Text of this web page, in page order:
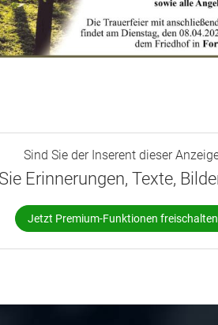
Sind Sie der Inserent dieser
Erinnerungen, Texte,
Jetzt Premium-Funktionen